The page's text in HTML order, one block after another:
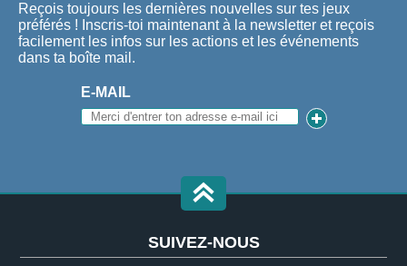
Reçois toujours les dernières nouvelles sur tes jeux
préférés ! Inscris-toi maintenant à la newsletter et reçois
facilement les infos sur les actions et les événements
dans ta boîte mail.
E-MAIL
SUIVEZ-NOUS